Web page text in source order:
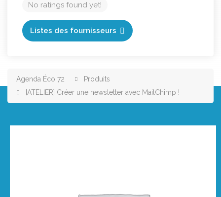
No ratings found yet!
Listes des fournisseurs
Agenda Éco 72
Produits
[ATELIER] Créer une newsletter avec MailChimp !